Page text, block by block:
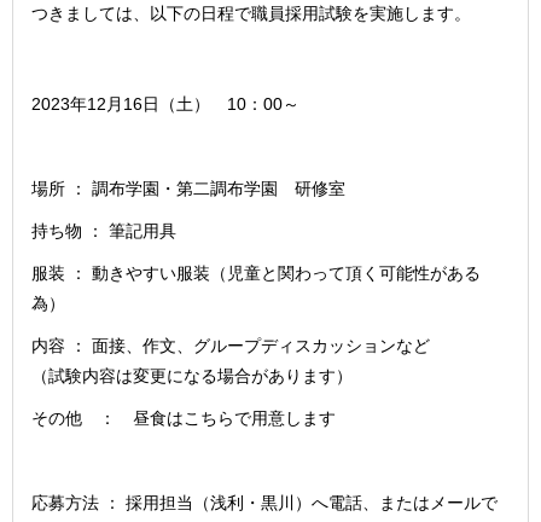
つきましては、以下の日程で職員採用試験を実施します。
2023年12月16日（土） 10：00～
場所 ： 調布学園・第二調布学園 研修室
持ち物 ： 筆記用具
服装 ： 動きやすい服装（児童と関わって頂く可能性がある
為）
内容 ： 面接、作文、グループディスカッションなど
（試験内容は変更になる場合があります）
その他 ： 昼食はこちらで用意します
応募方法 ： 採用担当（浅利・黒川）へ電話、またはメールで